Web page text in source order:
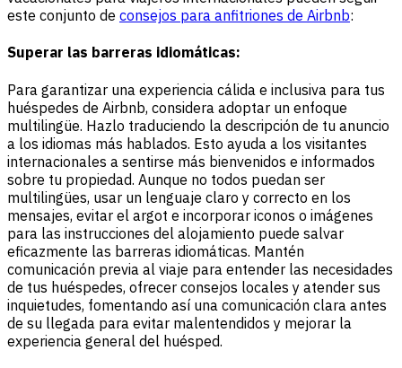
este conjunto de consejos para anfitriones de Airbnb:
Superar las barreras idiomáticas:
Para garantizar una experiencia cálida e inclusiva para tus
huéspedes de Airbnb, considera adoptar un enfoque
multilingüe. Hazlo traduciendo la descripción de tu anuncio
a los idiomas más hablados. Esto ayuda a los visitantes
internacionales a sentirse más bienvenidos e informados
sobre tu propiedad. Aunque no todos puedan ser
multilingües, usar un lenguaje claro y correcto en los
mensajes, evitar el argot e incorporar iconos o imágenes
para las instrucciones del alojamiento puede salvar
eficazmente las barreras idiomáticas. Mantén
comunicación previa al viaje para entender las necesidades
de tus huéspedes, ofrecer consejos locales y atender sus
inquietudes, fomentando así una comunicación clara antes
de su llegada para evitar malentendidos y mejorar la
experiencia general del huésped.